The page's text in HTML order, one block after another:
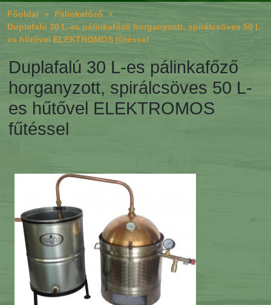
Főoldal
Pálinkafőző
Duplafalú 30 L-es pálinkafőző horganyzott, spirálcsöves 50 L-
es hűtővel ELEKTROMOS fűtéssel
Duplafalú 30 L-es pálinkafőző
horganyzott, spirálcsöves 50 L-
es hűtővel ELEKTROMOS
fűtéssel